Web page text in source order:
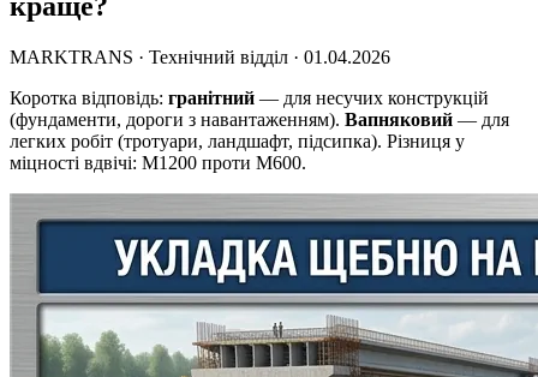
MARKTRANS · Технічний відділ · 01.04.2026
Коротка відповідь: гранітний — для несучих конструкцій
(фундаменти, дороги з навантаженням). Вапняковий — для
легких робіт (тротуари, ландшафт, підсипка). Різниця у
міцності вдвічі: М1200 проти М600.